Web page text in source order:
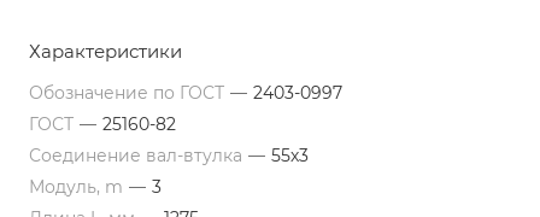
Характеристики
Обозначение по ГОСТ — 2403-0997
ГОСТ — 25160-82
Соединение вал-втулка — 55х3
Модуль, m — 3